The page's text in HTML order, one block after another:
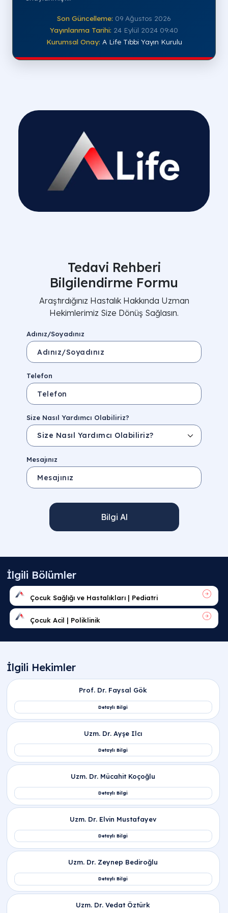
Son Güncelleme: 09 Ağustos 2026
Yayınlanma Tarihi: 24 Eylül 2024 09:40
Kurumsal Onay: A Life Tıbbi Yayın Kurulu
Tedavi Rehberi
Bilgilendirme Formu
Araştırdığınız Hastalık Hakkında Uzman
Hekimlerimiz Size Dönüş Sağlasın.
Adınız/Soyadınız
Telefon
Size Nasıl Yardımcı Olabiliriz?
Mesajınız
Bilgi Al